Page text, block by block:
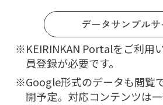
データサンプルサ
KEIRINKAN Portalをご利用
員登録が必要です。
Google形式のデータも閲覧
開予定。対応コンテンツは一